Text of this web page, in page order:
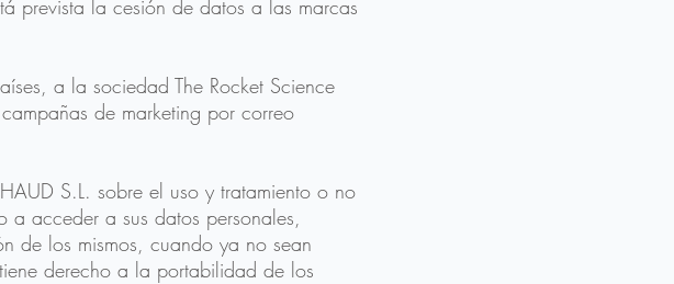
prevista la cesión de datos a las marcas
a la sociedad The Rocket Science
de marketing por correo
S.L. sobre el uso y tratamiento o no
a acceder a sus datos personales,
de los mismos, cuando ya no sean
derecho a la portabilidad de los